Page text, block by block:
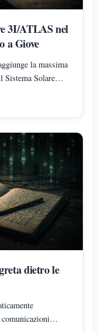
3I/ATLAS nel
a Giove
la massima
Sistema Solare
d’inverno.
dietro le